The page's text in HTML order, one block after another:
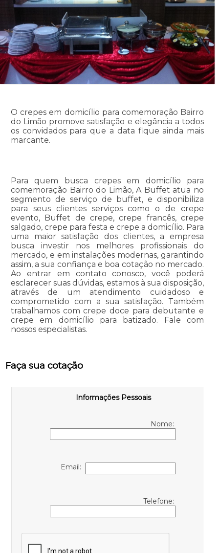
O crepes em domicílio para comemoração Bairro
do Limão promove satisfação e elegância a todos
os convidados para que a data fique ainda mais
marcante.
Para quem busca crepes em domicílio para
comemoração Bairro do Limão, A Buffet atua no
segmento de serviço de buffet, e disponibiliza
para seus clientes serviços como o de crepe
evento, Buffet de crepe, crepe francês, crepe
salgado, crepe para festa e crepe a domicílio. Para
uma maior satisfação dos clientes, a empresa
busca investir nos melhores profissionais do
mercado, e em instalações modernas, garantindo
assim, a sua confiança e boa cotação no mercado.
Ao entrar em contato conosco, você poderá
esclarecer suas dúvidas, estamos à sua disposição,
através de um atendimento cuidadoso e
comprometido com a sua satisfação. Também
trabalhamos com crepe doce para debutante e
crepe em domicílio para batizado. Fale com
nossos especialistas.
Faça sua cotação
Informações Pessoais
Nome:
Email:
Telefone: